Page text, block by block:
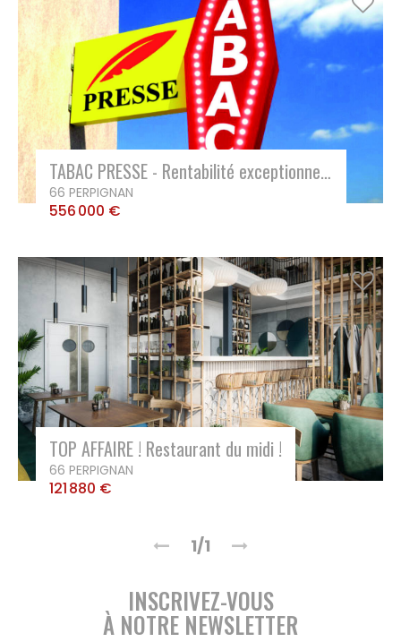
MON COMPTE
NOTRE GROUPE
Vousfinancer Narbonne
Immo Fox
TABAC PRESSE - Rentabilité exceptionnelle
66 PERPIGNAN
556 000 €
TOP AFFAIRE ! Restaurant du midi !
66 PERPIGNAN
121 880 €
1/1
INSCRIVEZ-VOUS
À NOTRE NEWSLETTER